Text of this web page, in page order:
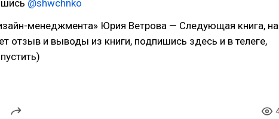
@shwchnko
менеджмента» Юрия Ветрова — Следующая книга, на
отзыв и выводы из книги, подпишись здесь и в телеге,